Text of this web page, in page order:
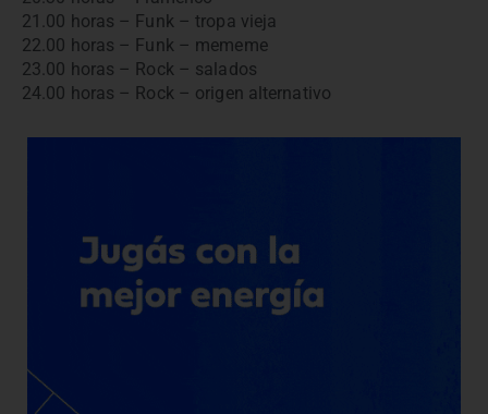
21.00 horas – Funk – tropa vieja
22.00 horas – Funk – mememe
23.00 horas – Rock – salados
24.00 horas – Rock – origen alternativo